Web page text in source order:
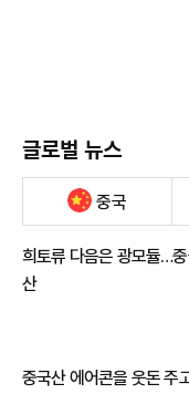
글로벌 뉴스
중국
희토류 다음은 광모듈…
산
중국산 에어콘을 웃돈 주